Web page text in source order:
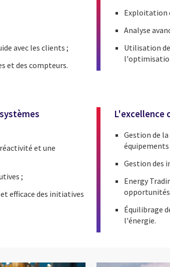
avec les clients ;
et des compteurs.
Exploitation
Analyse
Utilisation
et une
;
efficace des initiatives
L'excellence
Gestion de
équipements
Gestion des
Energy
opportunités
Équilibrage
l'énergie.